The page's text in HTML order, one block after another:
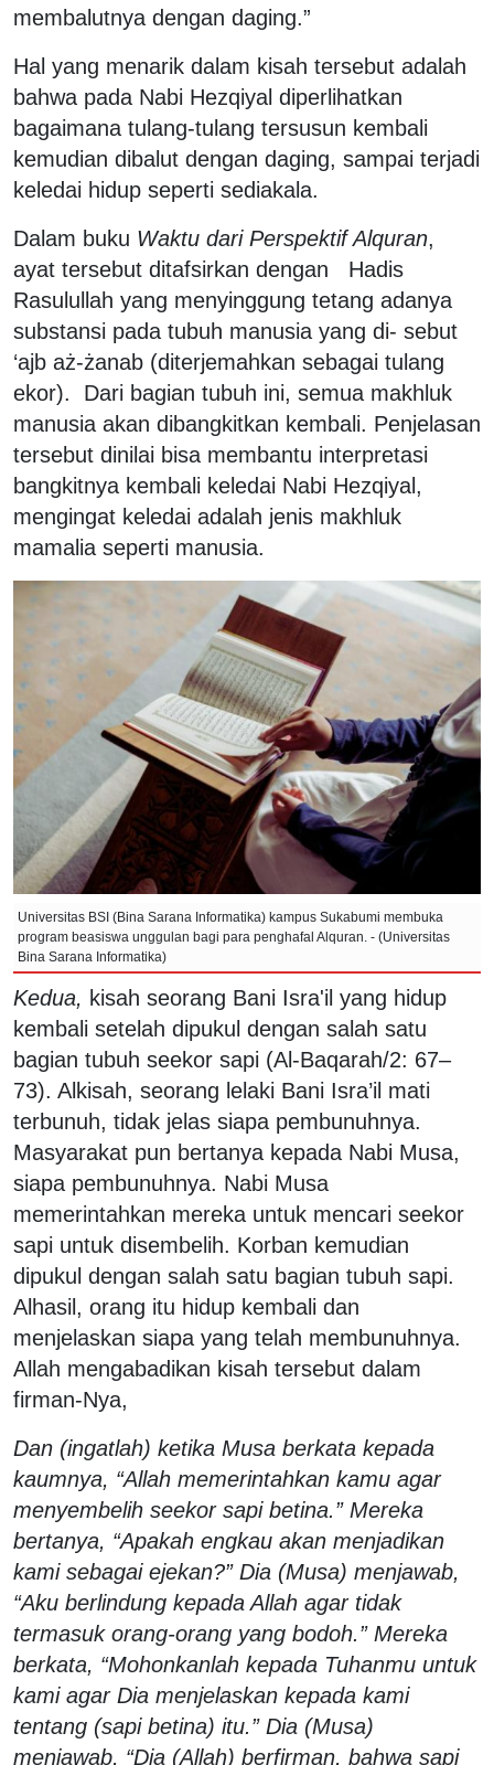
membalutnya dengan daging.”
Hal yang menarik dalam kisah tersebut adalah
bahwa pada Nabi Hezqiyal diperlihatkan
bagaimana tulang-tulang tersusun kembali
kemudian dibalut dengan daging, sampai terjadi
keledai hidup seperti sediakala.
Dalam buku Waktu dari Perspektif Alquran,
ayat tersebut ditafsirkan dengan Hadis
Rasulullah yang menyinggung tetang adanya
substansi pada tubuh manusia yang di- sebut
‘ajb aż-żanab (diterjemahkan sebagai tulang
ekor). Dari bagian tubuh ini, semua makhluk
manusia akan dibangkitkan kembali. Penjelasan
tersebut dinilai bisa membantu interpretasi
bangkitnya kembali keledai Nabi Hezqiyal,
mengingat keledai adalah jenis makhluk
mamalia seperti manusia.
Universitas BSI (Bina Sarana Informatika) kampus Sukabumi membuka
program beasiswa unggulan bagi para penghafal Alquran. - (Universitas
Bina Sarana Informatika)
Kedua, kisah seorang Bani Isra'il yang hidup
kembali setelah dipukul dengan salah satu
bagian tubuh seekor sapi (Al-Baqarah/2: 67–
73). Alkisah, seorang lelaki Bani Isra’il mati
terbunuh, tidak jelas siapa pembunuhnya.
Masyarakat pun bertanya kepada Nabi Musa,
siapa pembunuhnya. Nabi Musa
memerintahkan mereka untuk mencari seekor
sapi untuk disembelih. Korban kemudian
dipukul dengan salah satu bagian tubuh sapi.
Alhasil, orang itu hidup kembali dan
menjelaskan siapa yang telah membunuhnya.
Allah mengabadikan kisah tersebut dalam
firman-Nya,
Dan (ingatlah) ketika Musa berkata kepada
kaumnya, “Allah memerintahkan kamu agar
menyembelih seekor sapi betina.” Mereka
bertanya, “Apakah engkau akan menjadikan
kami sebagai ejekan?” Dia (Musa) menjawab,
“Aku berlindung kepada Allah agar tidak
termasuk orang-orang yang bodoh.” Mereka
berkata, “Mohonkanlah kepada Tuhanmu untuk
kami agar Dia menjelaskan kepada kami
tentang (sapi betina) itu.” Dia (Musa)
menjawab, “Dia (Allah) berfirman, bahwa sapi